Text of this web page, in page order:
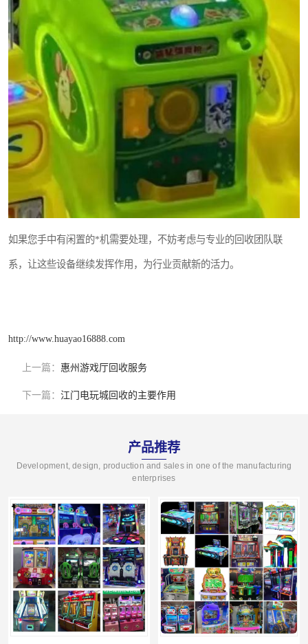
如果您手中有闲置的*机需要处理，不妨考虑与专业的回收团队联
系，让这些设备继续发挥作用，为行业贡献新的活力。
http://www.huayao16888.com
上一篇： 惠州游戏厅回收服务
下一篇： 江门电玩城回收的主要作用
产品推荐
Development, design, production and sales in one of the manufacturing
enterprises